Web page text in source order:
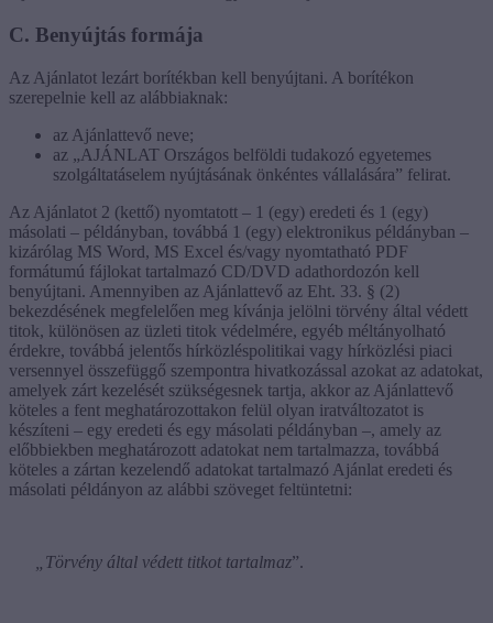
C. Benyújtás formája
Az Ajánlatot lezárt borítékban kell benyújtani. A borítékon
szerepelnie kell az alábbiaknak:
az Ajánlattevő neve;
az „AJÁNLAT Országos belföldi tudakozó egyetemes
szolgáltatáselem nyújtásának önkéntes vállalására” felirat.
Az Ajánlatot 2 (kettő) nyomtatott – 1 (egy) eredeti és 1 (egy)
másolati – példányban, továbbá 1 (egy) elektronikus példányban –
kizárólag MS Word, MS Excel és/vagy nyomtatható PDF
formátumú fájlokat tartalmazó CD/DVD adathordozón kell
benyújtani. Amennyiben az Ajánlattevő az Eht. 33. § (2)
bekezdésének megfelelően meg kívánja jelölni törvény által védett
titok, különösen az üzleti titok védelmére, egyéb méltányolható
érdekre, továbbá jelentős hírközléspolitikai vagy hírközlési piaci
versennyel összefüggő szempontra hivatkozással azokat az adatokat,
amelyek zárt kezelését szükségesnek tartja, akkor az Ajánlattevő
köteles a fent meghatározottakon felül olyan iratváltozatot is
készíteni – egy eredeti és egy másolati példányban –, amely az
előbbiekben meghatározott adatokat nem tartalmazza, továbbá
köteles a zártan kezelendő adatokat tartalmazó Ajánlat eredeti és
másolati példányon az alábbi szöveget feltüntetni:
„Törvény által védett titkot tartalmaz”.